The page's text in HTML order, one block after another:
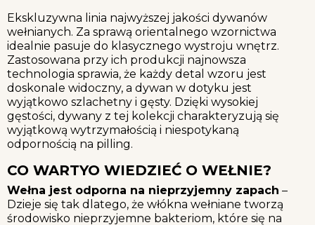
Ekskluzywna linia najwyższej jakości dywanów
wełnianych. Za sprawą orientalnego wzornictwa
idealnie pasuje do klasycznego wystroju wnętrz.
Zastosowana przy ich produkcji najnowsza
technologia sprawia, że każdy detal wzoru jest
doskonale widoczny, a dywan w dotyku jest
wyjątkowo szlachetny i gęsty. Dzięki wysokiej
gęstości, dywany z tej kolekcji charakteryzują się
wyjątkową wytrzymałością i niespotykaną
odpornością na pilling.
CO WARTYO WIEDZIEĆ O WEŁNIE?
Wełna jest odporna na nieprzyjemny zapach –
Dzieje się tak dlatego, że włókna wełniane tworzą
środowisko nieprzyjemne bakteriom, które się na